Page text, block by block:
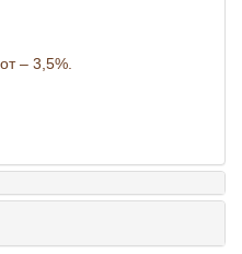
– 3,5%.